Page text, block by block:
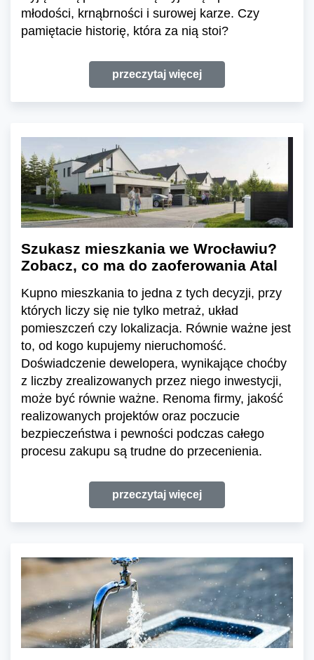
młodości, krnąbrności i surowej karze. Czy
pamiętacie historię, która za nią stoi?
przeczytaj więcej
Szukasz mieszkania we Wrocławiu?
Zobacz, co ma do zaoferowania Atal
Kupno mieszkania to jedna z tych decyzji, przy
których liczy się nie tylko metraż, układ
pomieszczeń czy lokalizacja. Równie ważne jest
to, od kogo kupujemy nieruchomość.
Doświadczenie dewelopera, wynikające choćby
z liczby zrealizowanych przez niego inwestycji,
może być równie ważne. Renoma firmy, jakość
realizowanych projektów oraz poczucie
bezpieczeństwa i pewności podczas całego
procesu zakupu są trudne do przecenienia.
przeczytaj więcej